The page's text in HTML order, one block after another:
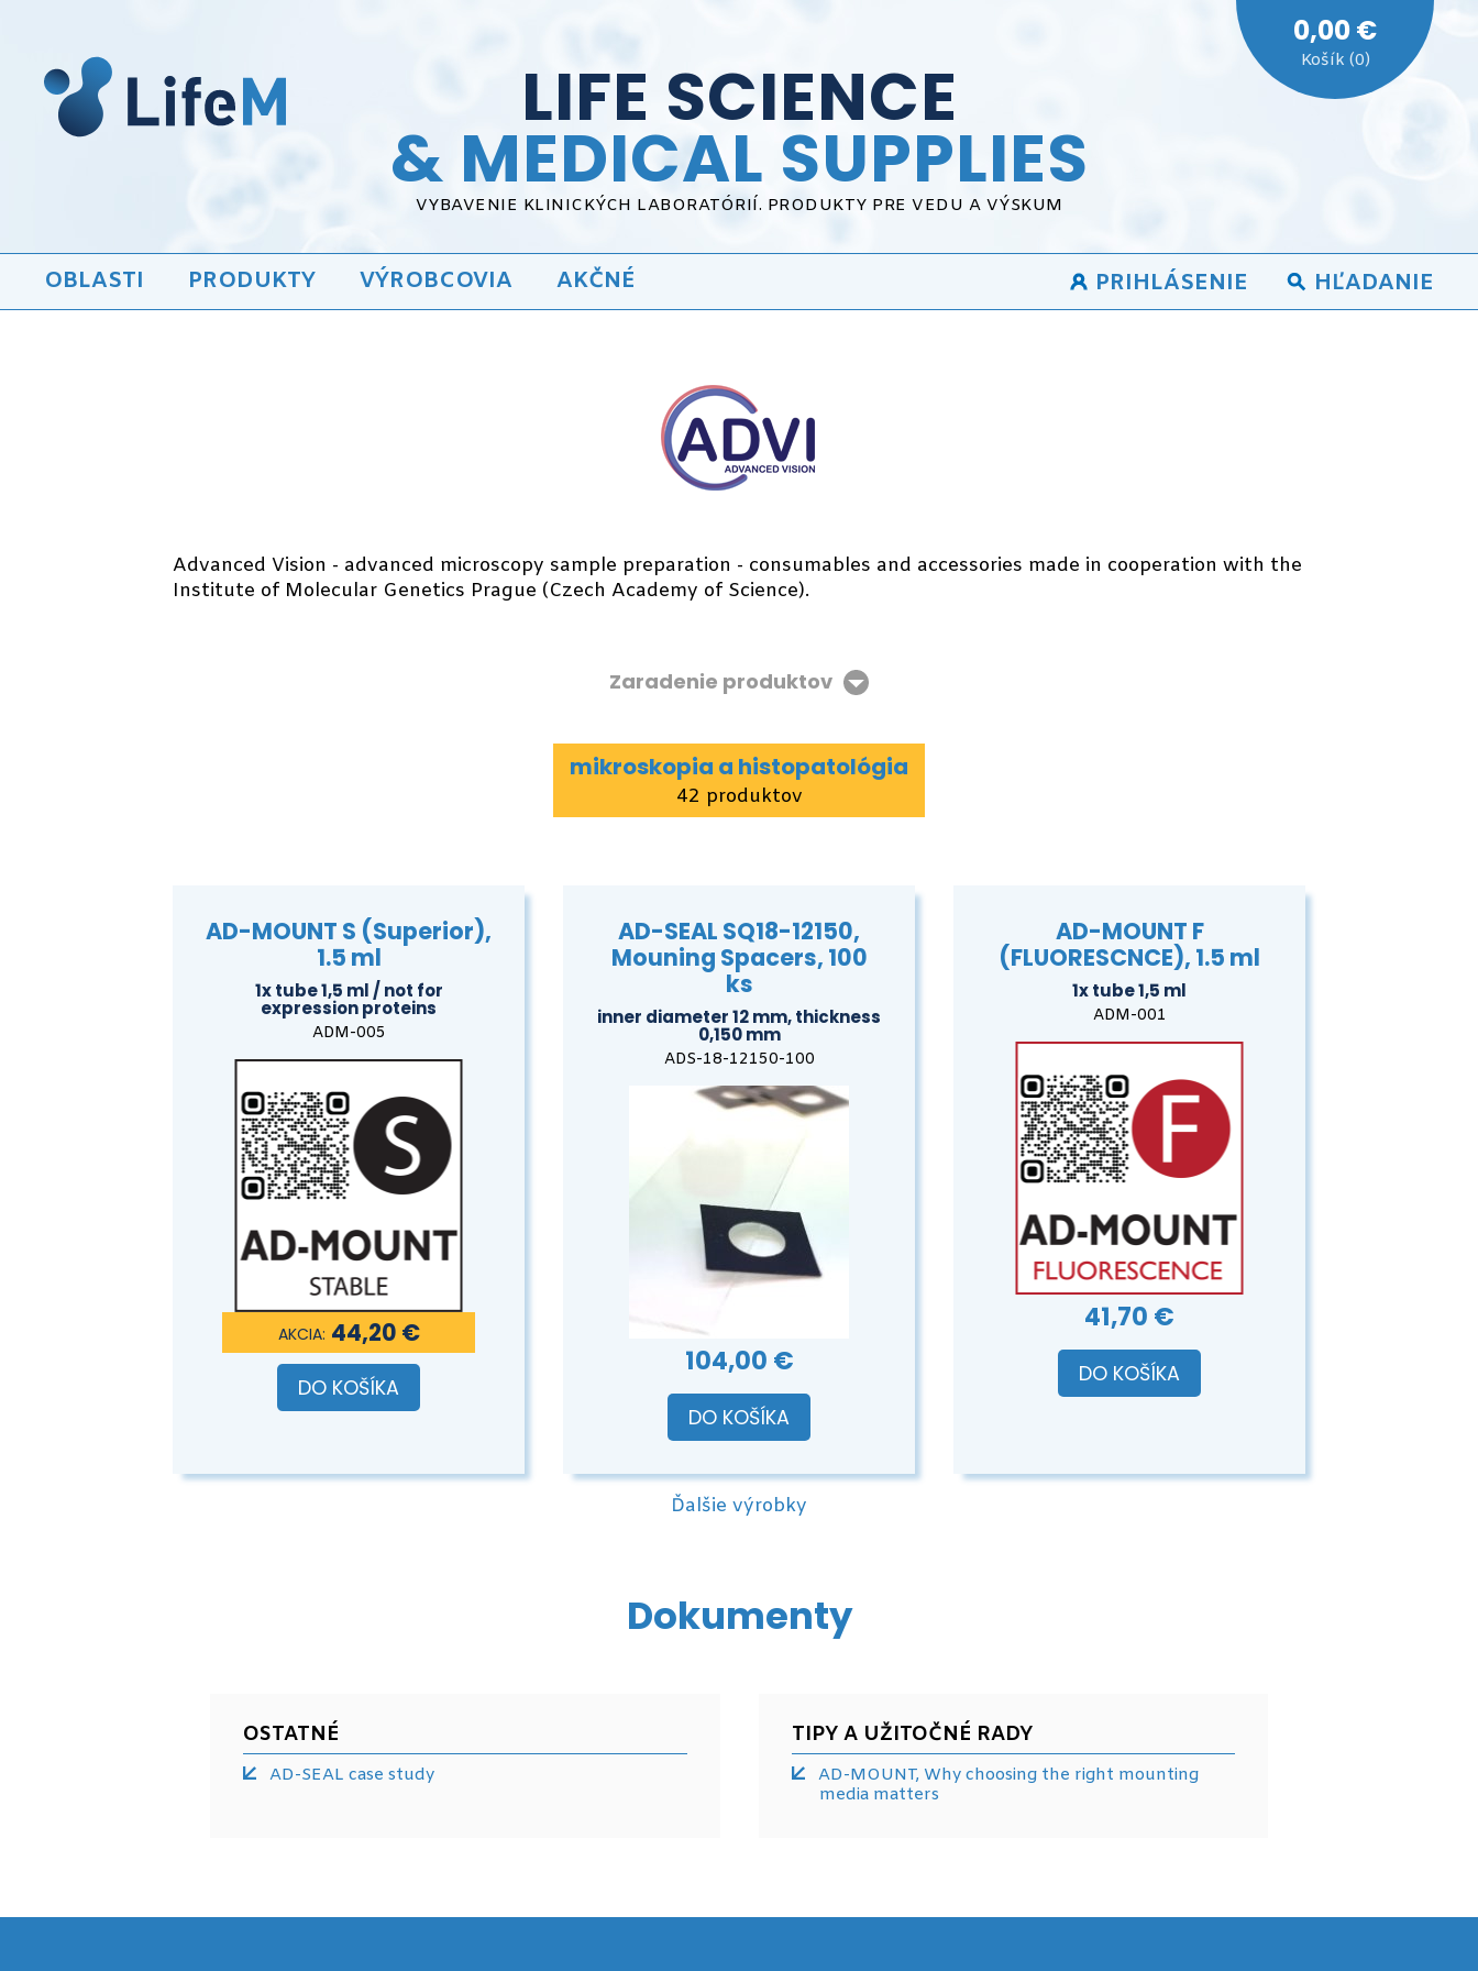
LIFE SCIENCE
& MEDICAL SUPPLIES
VYBAVENIE KLINICKÝCH LABORATÓRIÍ. PRODUKTY PRE VEDU A VÝSKUM
0,00 €
Košík (0)
OBLASTI PRODUKTY VÝROBCOVIA AKČNÉ HĽADANIE
PRIHLÁSENIE
Advanced Vision - advanced microscopy sample preparation - consumables and accessories made in cooperation with the
Institute of Molecular Genetics Prague (Czech Academy of Science).
Zaradenie produktov
mikroskopia a histopatológia
42 produktov
AD-MOUNT S (Superior),
1.5 ml
1x tube 1,5 ml / not for
expression proteins
ADM-005
44,20 €
DO KOŠÍKA
AD-SEAL SQ18-12150,
Mouning Spacers, 100
ks
inner diameter 12 mm, thickness
0,150 mm
ADS-18-12150-100
104,00 €
DO KOŠÍKA
AD-MOUNT F
(FLUORESCNCE), 1.5 ml
1x tube 1,5 ml
ADM-001
41,70 €
DO KOŠÍKA
Ďalšie výrobky
Dokumenty
OSTATNÉ
AD-SEAL case study
TIPY A UŽITOČNÉ RADY
AD-MOUNT, Why choosing the right mounting
media matters